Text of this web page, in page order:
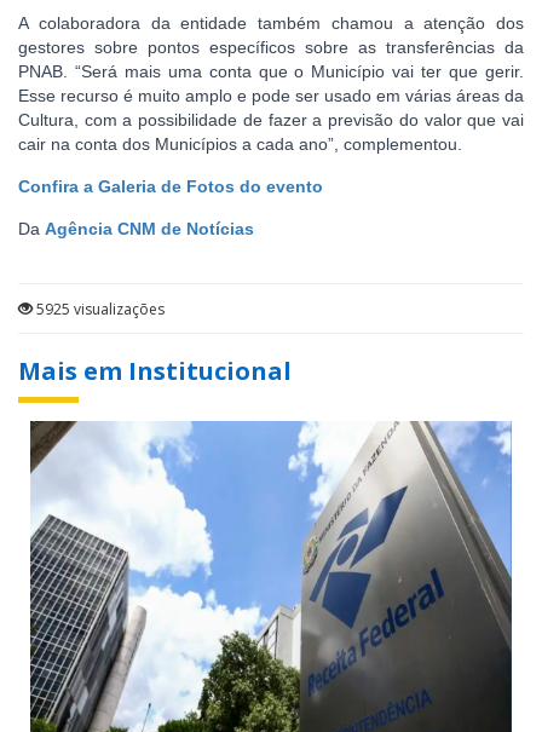
A colaboradora da entidade também chamou a atenção dos
gestores sobre pontos específicos sobre as transferências da
PNAB. “Será mais uma conta que o Município vai ter que gerir.
Esse recurso é muito amplo e pode ser usado em várias áreas da
Cultura, com a possibilidade de fazer a previsão do valor que vai
cair na conta dos Municípios a cada ano”, complementou.
Confira a Galeria de Fotos do evento
Da Agência CNM de Notícias
5925 visualizações
Mais em Institucional